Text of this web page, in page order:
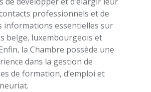
professionnels et de
informations essentielles sur
belge, luxembourgeois et
la Chambre possède une
dans la gestion de
de formation, d’emploi et